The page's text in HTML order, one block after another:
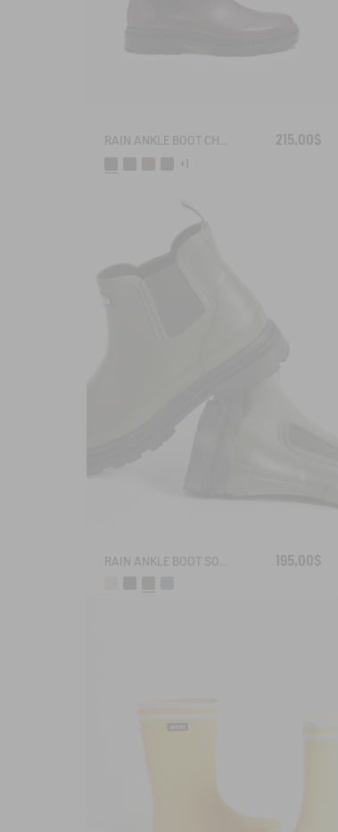
RAIN ANKLE BOOT CHELSEA 215,00$
+1
RAIN ANKLE BOOT SOFT RAIN 2 195,00$